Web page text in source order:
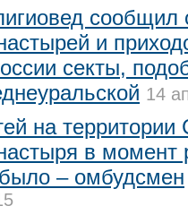
сообщил
и
секты,
14
на территории
в момент
– омбудсмен